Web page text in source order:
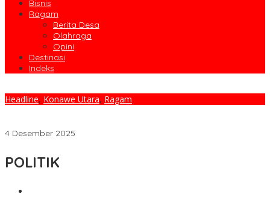
Bisnis
Ragam
Berita Desa
Olahraga
Opini
Destinasi
Indeks
Headline, Konawe Utara, Ragam
4 Desember 2025
POLITIK